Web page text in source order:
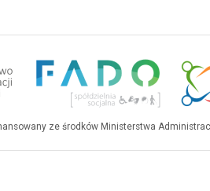
ze środków Ministerstwa